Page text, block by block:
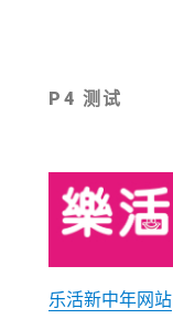
P4 测试
乐活新中年网站